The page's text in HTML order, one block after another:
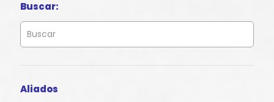
Buscar:
Aliados